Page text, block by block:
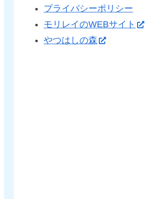
プライバシーポリシー
モリレイのWEBサイト
やつはしの森